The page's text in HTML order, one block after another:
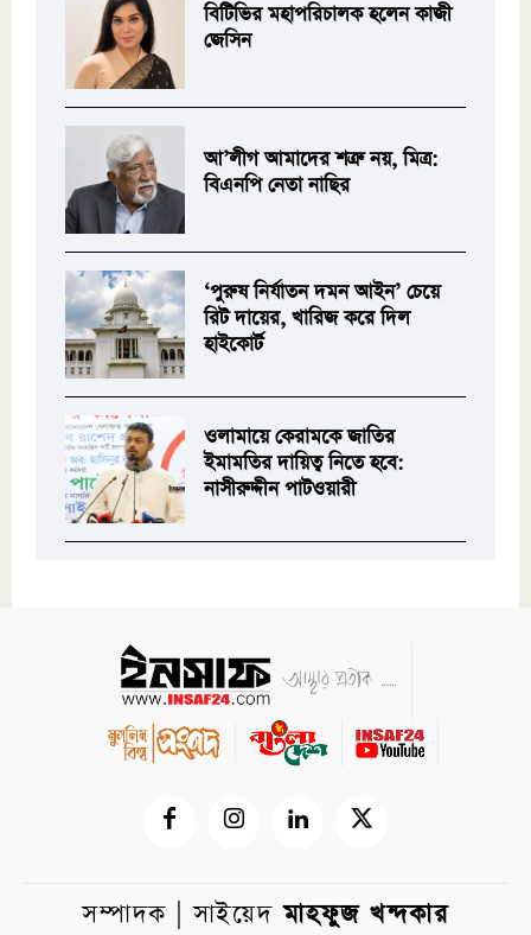
বিটিভির মহাপরিচালক হলেন কাজী
জেসিন
আ’লীগ আমাদের শত্রু নয়, মিত্র:
বিএনপি নেতা নাছির
‘পুরুষ নির্যাতন দমন আইন’ চেয়ে
রিট দায়ের, খারিজ করে দিল
হাইকোর্ট
ওলামায়ে কেরামকে জাতির
ইমামতির দায়িত্ব নিতে হবে:
নাসীরুদ্দীন পাটওয়ারী
সম্পাদক | সাইয়েদমাহফুজ খন্দকার